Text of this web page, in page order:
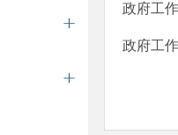
政府工
政府工